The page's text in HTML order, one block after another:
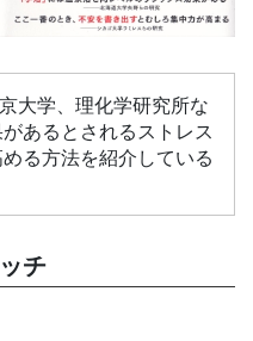
大学、理化学研究所な
あるとされるストレス
る方法を紹介している
チ